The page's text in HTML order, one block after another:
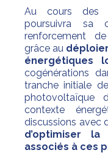
Au cours des
poursuivra sa
renforcement
grâce au
énergétiques
cogénérations
tranche initiale
photovoltaïque
contexte
discussions avec
d’optimiser
associés à ces